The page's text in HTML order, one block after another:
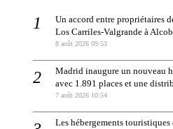
Un accord entre propriétaires
Los Carriles-Valgrande à
8 août 2026 09:53
Madrid inaugure un nouveau
avec 1.891 places et une
7 août 2026 10:54
Les hébergements